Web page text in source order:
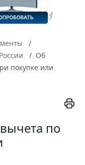
Об
покупке или
по